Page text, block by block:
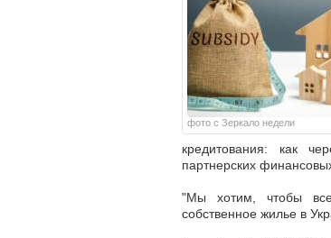
фото с Зеркало недели
кредитования: как
партнерских
"Мы хотим, чтобы
собственное жилье в